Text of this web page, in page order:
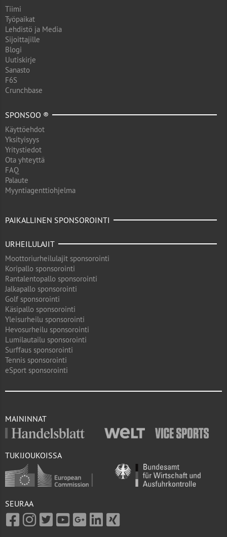
Tiimi
Työpaikat
Lehdistö ja Media
Sijoittajille
Blogi
Uutiskirje
Sanasto
F6S
Crunchbase
SPONSOO ®
Käyttöehdot
Yksityisyys
Yritystiedot
Ota yhteyttä
FAQ
Palaute
Myyntiagenttiohjelma
PAIKALLINEN SPONSOROINTI
URHEILULAJIT
Moottoriurheilulajit sponsorointi
Koripallo sponsorointi
Rantalentopallo sponsorointi
Jalkapallo sponsorointi
Golf sponsorointi
Käsipallo sponsorointi
Yleisurheilu sponsorointi
Hevosurheilu sponsorointi
Lumilautailu sponsorointi
Surffaus sponsorointi
Tennis sponsorointi
eSport sponsorointi
MAININNAT
TUKIJOUKOISSA
SEURAA